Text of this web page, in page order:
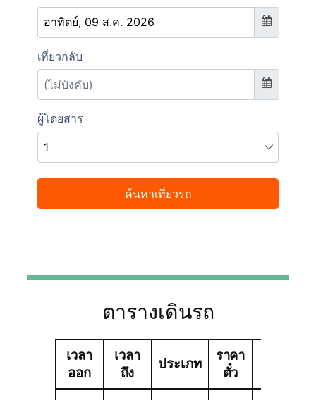
ตารางเดินรถ
เวลา
ออก
เวลา
ถึง
ประเภท
ราคา
ตั๋ว